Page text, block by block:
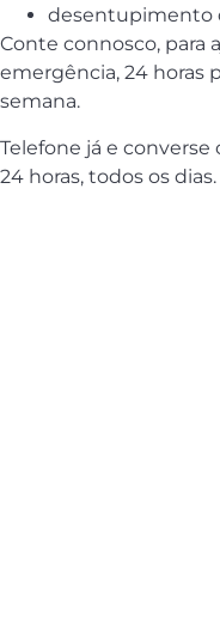
desentupimento
Conte connosco, para
emergência, 24 horas
semana.
Telefone já e
24 horas, todos os dias.